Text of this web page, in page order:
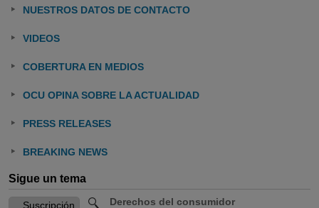
NUESTROS DATOS DE CONTACTO
VIDEOS
COBERTURA EN MEDIOS
OCU OPINA SOBRE LA ACTUALIDAD
PRESS RELEASES
BREAKING NEWS
Sigue un tema
Derechos del consumidor